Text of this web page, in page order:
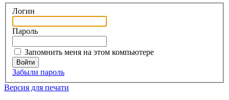
Логин
Пароль
Запомнить меня на этом компьютере
Забыли пароль
Версия для печати